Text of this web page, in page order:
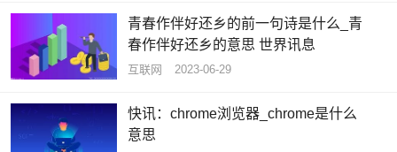
青春作伴好还乡的前一句诗是什么_青
春作伴好还乡的意思 世界讯息
互联网 2023-06-29
快讯：chrome浏览器_chrome是什么
意思